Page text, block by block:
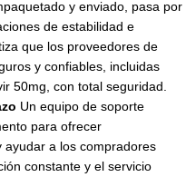
y enviado, pasa por
de estabilidad e
que los proveedores de
y confiables, incluidas
50mg, con total seguridad.
Un equipo de soporte
para ofrecer
ayudar a los compradores
constante y el servicio